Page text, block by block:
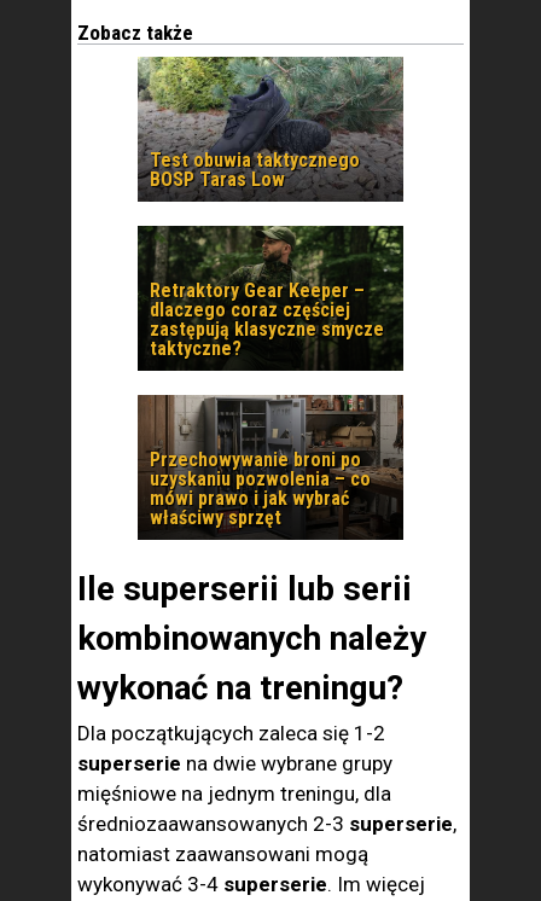
Zobacz także
Test obuwia taktycznego
BOSP Taras Low
Retraktory Gear Keeper –
dlaczego coraz częściej
zastępują klasyczne smycze
taktyczne?
Przechowywanie broni po
uzyskaniu pozwolenia – co
mówi prawo i jak wybrać
właściwy sprzęt
Ile superserii lub serii
kombinowanych należy
wykonać na treningu?
Dla początkujących zaleca się 1-2
superserie na dwie wybrane grupy
mięśniowe na jednym treningu, dla
średniozaawansowanych 2-3 superserie,
natomiast zaawansowani mogą
wykonywać 3-4 superserie. Im więcej